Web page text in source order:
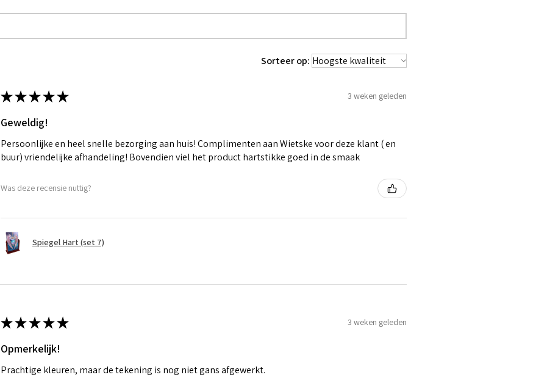
Sorteer op:
★★★★★ 3 weken geleden
Geweldig!
Persoonlijke en heel snelle bezorging aan huis! Complimenten aan Wietske voor deze klant ( en
buur) vriendelijke afhandeling! Bovendien viel het product hartstikke goed in de smaak
Was deze recensie nuttig?
Spiegel Hart (set 7)
★★★★★ 3 weken geleden
Opmerkelijk!
Prachtige kleuren, maar de tekening is nog niet gans afgewerkt.